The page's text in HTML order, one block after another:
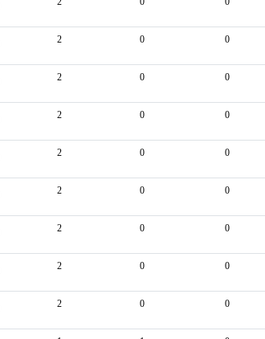
2 0 0
2 0 0
2 0 0
2 0 0
2 0 0
2 0 0
2 0 0
2 0 0